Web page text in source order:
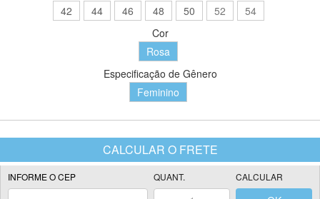
42
44 46 48 50 52
54
Cor
Rosa
Especificação de Gênero
Feminino